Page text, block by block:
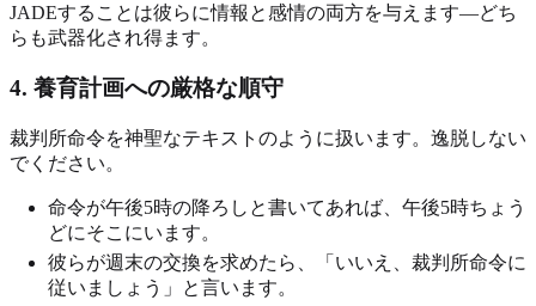
JADEすることは彼らに情報と感情の両方を与えます—どち
らも武器化され得ます。
4. 養育計画への厳格な順守
裁判所命令を神聖なテキストのように扱います。逸脱しない
でください。
命令が午後5時の降ろしと書いてあれば、午後5時ちょう
どにそこにいます。
彼らが週末の交換を求めたら、「いいえ、裁判所命令に
従いましょう」と言います。